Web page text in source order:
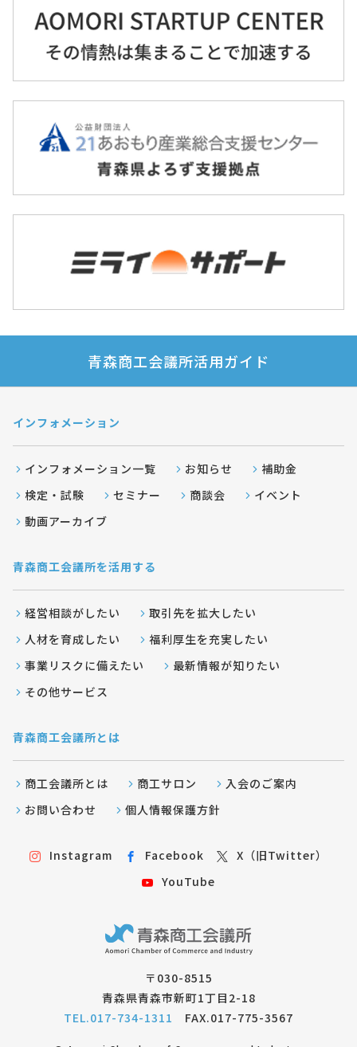
青森商工会議所活用ガイド
インフォメーション
インフォメーション一覧 お知らせ
補助金
検定・試験
セミナー 商談会
イベント
動画アーカイブ
青森商工会議所を活用する
経営相談がしたい
取引先を拡大したい
人材を育成したい
福利厚生を充実したい
事業リスクに備えたい
最新情報が知りたい
その他サービス
青森商工会議所とは
商工会議所とは 商工サロン
入会のご案内
お問い合わせ
個人情報保護方針
Instagram Facebook
X（旧Twitter）
YouTube
〒030-8515
青森県青森市新町1丁目2-18
TEL.017-734-1311
FAX.017-775-3567